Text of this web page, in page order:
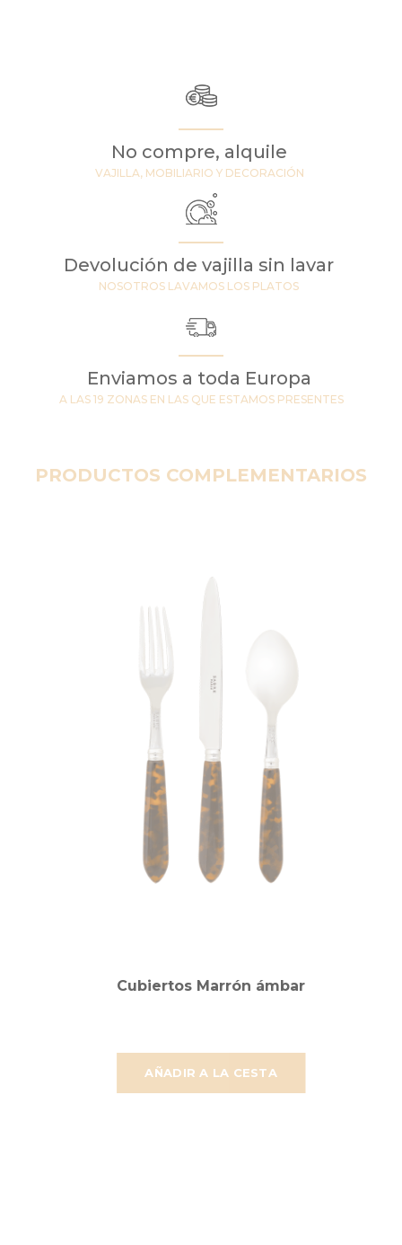
No compre, alquile
VAJILLA, MOBILIARIO Y DECORACIÓN
Devolución de vajilla sin lavar
NOSOTROS LAVAMOS LOS PLATOS
Enviamos a toda Europa
A LAS 19 ZONAS EN LAS QUE ESTAMOS PRESENTES
PRODUCTOS COMPLEMENTARIOS
AÑADIR A LA CESTA
Cubiertos Marrón ámbar